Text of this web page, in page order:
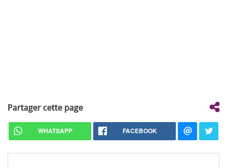
Partager cette page
WHATSAPP FACEBOOK